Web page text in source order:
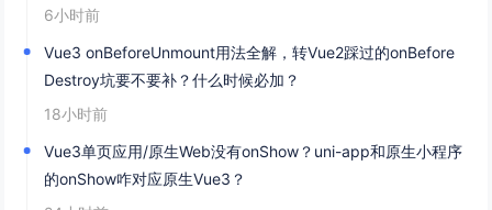
6小时前
Vue3 onBeforeUnmount用法全解，转Vue2踩过的onBefore
Destroy坑要不要补？什么时候必加？
18小时前
Vue3单页应用/原生Web没有onShow？uni-app和原生小程序
的onShow咋对应原生Vue3？